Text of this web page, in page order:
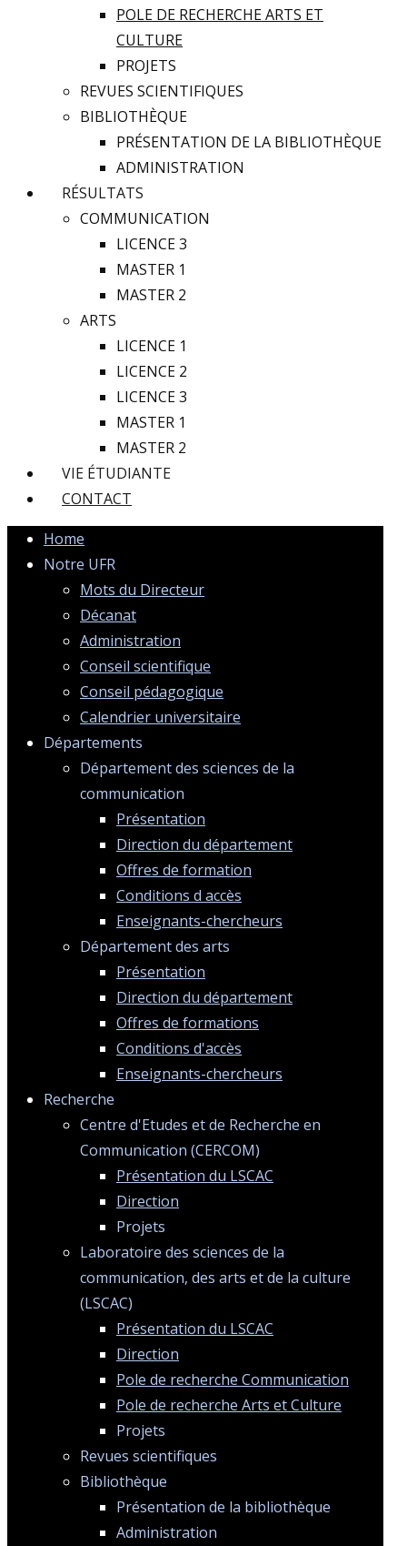
POLE DE RECHERCHE ARTS ET
CULTURE
PROJETS
REVUES SCIENTIFIQUES
BIBLIOTHÈQUE
PRÉSENTATION DE LA BIBLIOTHÈQUE
ADMINISTRATION
RÉSULTATS
COMMUNICATION
LICENCE 3
MASTER 1
MASTER 2
ARTS
LICENCE 1
LICENCE 2
LICENCE 3
MASTER 1
MASTER 2
VIE ÉTUDIANTE
CONTACT
Home
Notre UFR
Mots du Directeur
Décanat
Administration
Conseil scientifique
Conseil pédagogique
Calendrier universitaire
Départements
Département des sciences de la
communication
Présentation
Direction du département
Offres de formation
Conditions d accès
Enseignants-chercheurs
Département des arts
Présentation
Direction du département
Offres de formations
Conditions d'accès
Enseignants-chercheurs
Recherche
Centre d'Etudes et de Recherche en
Communication (CERCOM)
Présentation du LSCAC
Direction
Projets
Laboratoire des sciences de la
communication, des arts et de la culture
(LSCAC)
Présentation du LSCAC
Direction
Pole de recherche Communication
Pole de recherche Arts et Culture
Projets
Revues scientifiques
Bibliothèque
Présentation de la bibliothèque
Administration